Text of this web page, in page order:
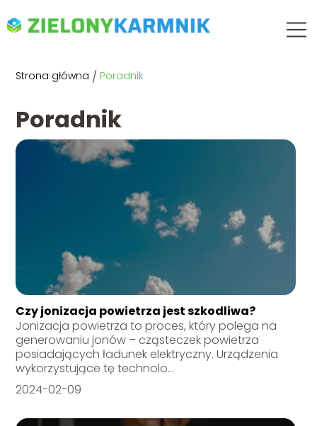
Strona główna / Poradnik
Poradnik
Czy jonizacja powietrza jest szkodliwa?
Jonizacja powietrza to proces, który polega na
generowaniu jonów – cząsteczek powietrza
posiadających ładunek elektryczny. Urządzenia
wykorzystujące tę technolo...
2024-02-09